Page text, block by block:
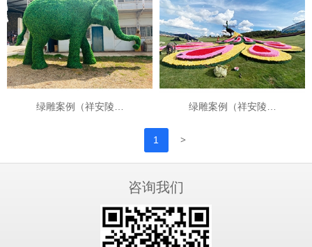
绿雕案例（祥安陵… 绿雕案例（祥安陵…
1 >
咨询我们